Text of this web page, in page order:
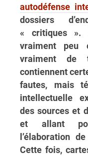
autodéfense
dossiers
« critiques ».
vraiment peu
vraiment de
contiennent
fautes, mais
intellectuelle
des sources et
et allant
l’élaboration
Cette fois,